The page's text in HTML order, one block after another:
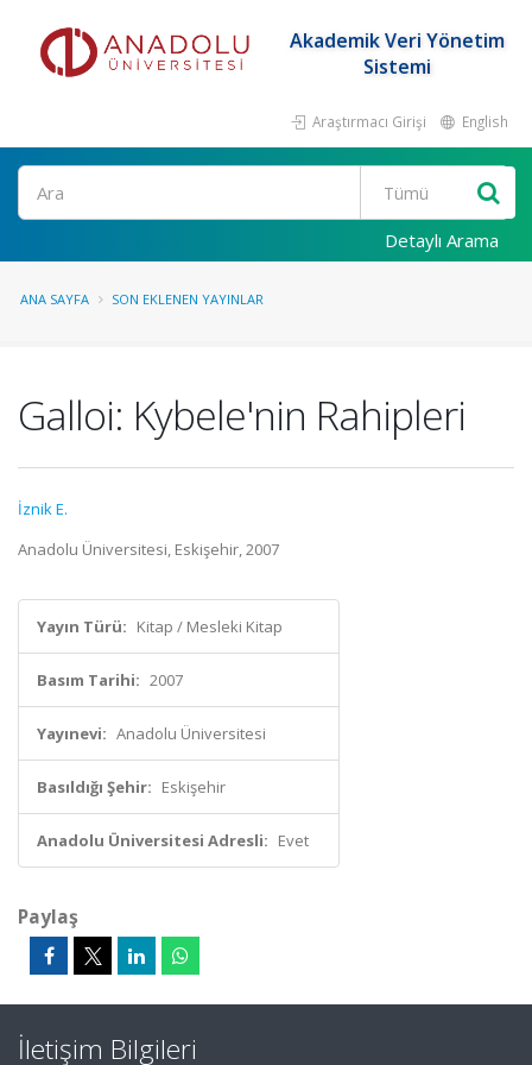
Akademik Veri Yönetim
Sistemi
Araştırmacı Girişi English
Ara
Detaylı Arama
ANA SAYFA SON EKLENEN YAYINLAR
Galloi: Kybele'nin Rahipleri
İznik E.
Anadolu Üniversitesi, Eskişehir, 2007
Yayın Türü: Kitap / Mesleki Kitap
Basım Tarihi: 2007
Yayınevi: Anadolu Üniversitesi
Basıldığı Şehir: Eskişehir
Anadolu Üniversitesi Adresli: Evet
Paylaş
İletişim Bilgileri